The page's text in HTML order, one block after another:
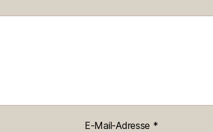
E-Mail-Adresse *